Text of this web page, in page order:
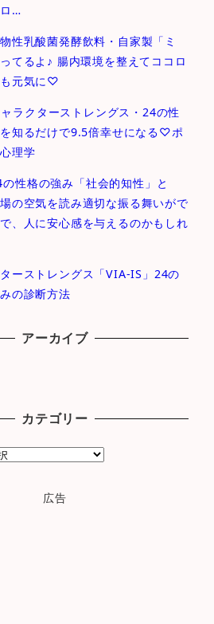
…
性乳酸菌発酵飲料・自家製「ミ
てるよ♪ 腸内環境を整えてココロ
元気に♡
ラクターストレングス・24の性
知るだけで9.5倍幸せになる♡ポ
理学
性格の強み「社会的知性」と
の空気を読み適切な振る舞いがで
、人に安心感を与えるのかもしれ
ーストレングス「VIA-IS」24の
の診断方法
アーカイブ
カテゴリー
広告